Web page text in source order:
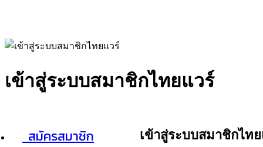
เข้าสู่ระบบสมาชิกไทยแวร์
สมัครสมาชิก
เข้าสู่ระบบสมาชิกไท